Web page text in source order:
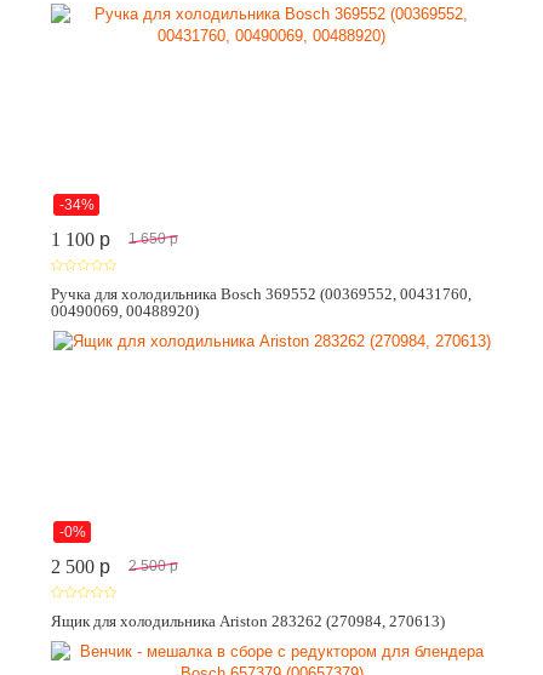
-34%
1 100 p 1 650 p
Ручка для холодильника Bosch 369552 (00369552, 00431760,
00490069, 00488920)
-0%
2 500 p 2 500 p
Ящик для холодильника Ariston 283262 (270984, 270613)